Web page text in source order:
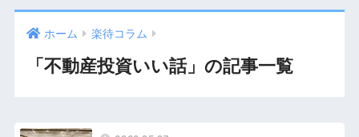
ホーム 楽待コラム
「不動産投資いい話」の記事一覧